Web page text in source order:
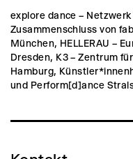
explore dance –
Zusammenschluss von
München, HELLERAU –
Dresden, K3 – Zentrum
Hamburg,
und Perform[d]ance